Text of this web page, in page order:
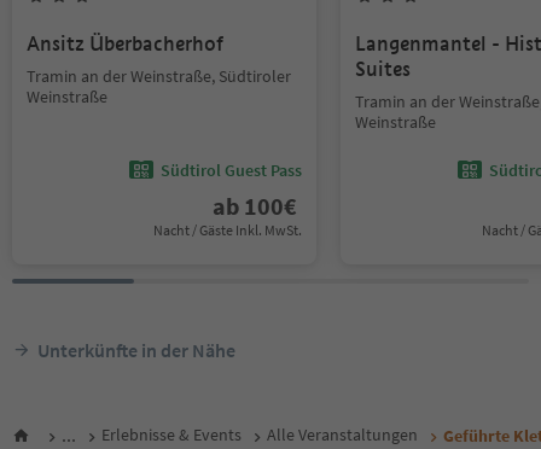
Ansitz Überbacherhof
Tramin an der Weinstraße, Südtiroler
Weinstraße
Südtirol Guest Pass
ab 100€
Nacht / Gäste Inkl. MwSt.
Langenmantel -
Suites
Tramin an der
Weinstraße
Nacht /
Unterkünfte in der Nähe
... Erlebnisse & Events Alle Veranstaltungen Geführte